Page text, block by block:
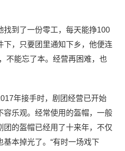
找到了一份零工，每天能挣100
下，只要团里通知下乡，他便连
不能忘了本。经营再困难，也
年接手时，剧团经营已开始
容乐观。经常使用的盔帽，一般
团的盔帽已经用了十来年，不仅
基本掉光了。“有时一场戏下